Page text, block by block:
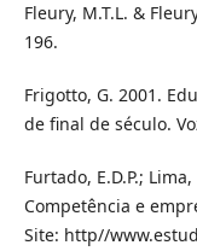
Fleury, M.T.L. &
196.
Frigotto, G. 2001.
de final de século.
Furtado, E.D.P.;
Competência e
Site: http//